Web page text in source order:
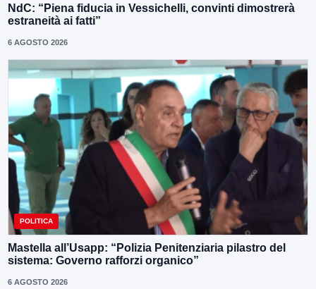
NdC: “Piena fiducia in Vessichelli, convinti dimostrerà
estraneità ai fatti”
6 AGOSTO 2026
POLITICA
Mastella all’Usapp: “Polizia Penitenziaria pilastro del
sistema: Governo rafforzi organico”
6 AGOSTO 2026